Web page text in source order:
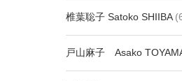
椎葉聡子 Satoko SHIIBA
戸山麻子 Asako